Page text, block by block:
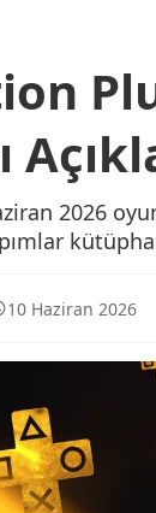
2026
10 Haziran 2026